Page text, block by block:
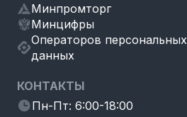
Минпромторг
Минцифры
Операторов персональных
данных
КОНТАКТЫ
Пн-Пт: 6:00-18:00